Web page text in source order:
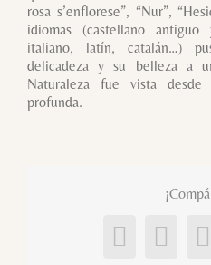
rosa s’enflorese”, “Nur”,
idiomas (castellano
italiano, latín, catalán…)
delicadeza y su belleza a
Naturaleza fue vista
profunda.
Facebook
X